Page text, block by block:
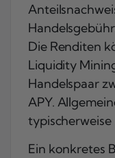
Die Renditen
Liquidity
Handelspaar
APY.
typischerweise
Ein konkretes